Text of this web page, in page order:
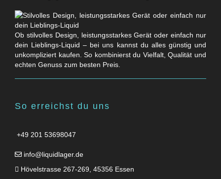
Ob stilvolles Design, leistungsstarkes Gerät oder einfach nur
dein Lieblings-Liquid – bei uns kannst du alles günstig und
unkompliziert kaufen. So kombinierst du Vielfalt, Qualität und
echten Genuss zum besten Preis.
So erreichst du uns
+49 201 53698047
info@liquidlager.de
Hövelstrasse 267-269, 45356 Essen